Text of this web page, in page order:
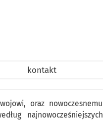
kontakt
oraz nowoczesnemu
najnowocześniejszych